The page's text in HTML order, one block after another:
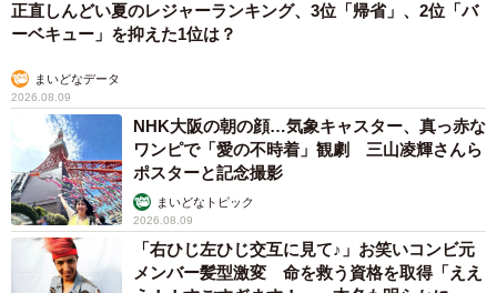
正直しんどい夏のレジャーランキング、3位「帰省」、2位「バ
ーベキュー」を抑えた1位は？
まいどなデータ
2026.08.09
NHK大阪の朝の顔…気象キャスター、真っ赤な
ワンピで「愛の不時着」観劇 三山凌輝さんら
ポスターと記念撮影
まいどなトピック
2026.08.09
「右ひじ左ひじ交互に見て♪」お笑いコンビ元
メンバー髪型激変 命を救う資格を取得「ええ